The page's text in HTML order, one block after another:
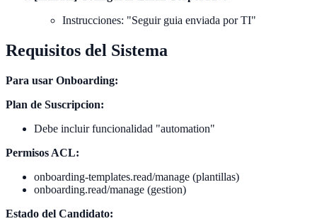
Instrucciones: "Seguir guia enviada por TI"
Requisitos del Sistema
Para usar Onboarding:
Plan de Suscripcion:
Debe incluir funcionalidad "automation"
Permisos ACL:
onboarding-templates.read/manage (plantillas)
onboarding.read/manage (gestion)
Estado del Candidato: